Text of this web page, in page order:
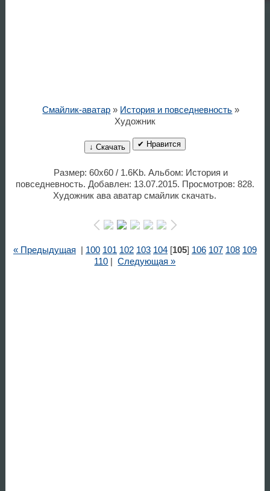
Смайлик-аватар » История и повседневность »
Художник
↓ Скачать ✔ Нравится
Размер: 60x60 / 1.6Kb. Альбом: История и
повседневность. Добавлен: 13.07.2015. Просмотров: 828.
Художник ава аватар смайлик скачать.
« Предыдущая 100 101 102 103 104[105] 106 107 108 109
110 |Следующая »